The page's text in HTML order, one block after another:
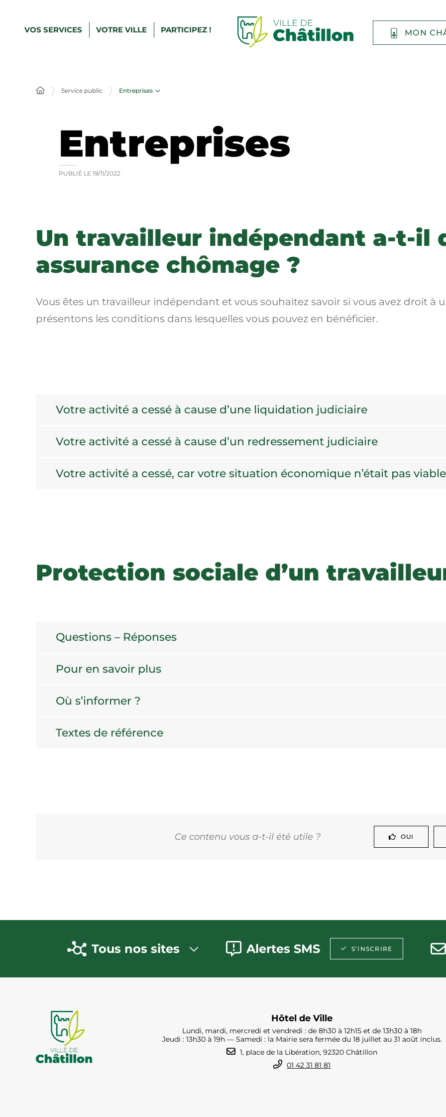
VOS SERVICES VOTRE VILLE PARTICIPEZ ! MON
Service public Entreprises
Entreprises
PUBLIÉ LE 19/11/2022
Un travailleur indépendant a-t-il
assurance chômage ?
Vous êtes un travailleur indépendant et vous souhaitez savoir si vous avez droit à
présentons les conditions dans lesquelles vous pouvez en bénéficier.
Votre activité a cessé à cause d’une liquidation judiciaire
Votre activité a cessé à cause d’un redressement judiciaire
Votre activité a cessé, car votre situation économique n’était pas viable
Protection sociale d’un
Questions – Réponses
Pour en savoir plus
Où s’informer ?
Textes de référence
Ce contenu vous a-t-il été utile ? OUI
Tous nos sites Alertes SMS S’INSCRIRE
Hôtel de Ville
Lundi, mardi, mercredi et vendredi : de 8h30 à 12h15 et de 13h30 à 18h
Jeudi : 13h30 à 19h — Samedi : la Mairie sera fermée du 18 juillet au 31 août inclus.
1, place de la Libération, 92320 Châtillon
01 42 31 81 81